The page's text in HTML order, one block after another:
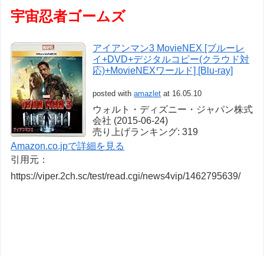
宇宙忍者ゴームズ
アイアンマン3 MovieNEX [ブルーレ
イ+DVD+デジタルコピー(クラウド対
応)+MovieNEXワールド] [Blu-ray]
posted withamazlet at 16.05.10
ウォルト・ディズニー・ジャパン株式
会社 (2015-06-24)
売り上げランキング: 319
Amazon.co.jpで詳細を見る
引用元：
https://viper.2ch.sc/test/read.cgi/news4vip/1462795639/